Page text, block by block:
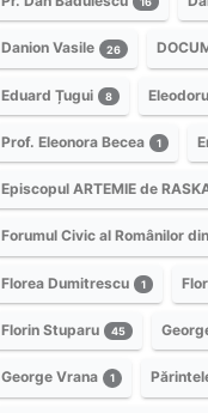
Danion Vasile 26
Eduard Țugui 8
Prof. Eleonora Becea 1
Episcopul ARTEMIE de
Forumul Civic al Românilor
Florea Dumitrescu 1
Florin Stuparu 45
George Vrana 1